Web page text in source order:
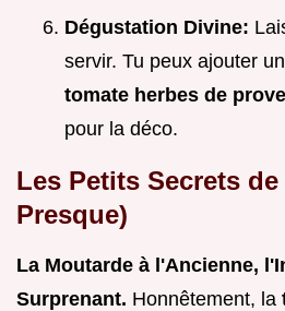
Dégustation Divine:
servir. Tu peux ajouter
tomate herbes de
pour la déco.
Les Petits Secrets de
Presque)
La Moutarde à l'Ancienne,
Surprenant. Honnêtement, la